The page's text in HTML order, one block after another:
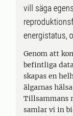
vill säga
energistatus,
Genom att
befintliga
skapas en
älgarnas
Tillsammans
samlar vi in